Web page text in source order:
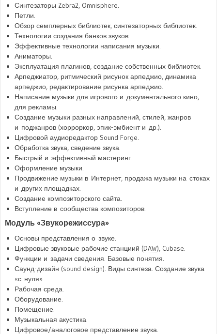
Синтезаторы Zebra2, Omnisphere.
Петли.
Обзор семплерных библиотек, синтезаторных библиотек.
Технологии создания банков звуков.
Эффективные технологии написания музыки.
Аниматоры.
Эксплуатация плагинов, создание собственных библиотек.
Арпеджиатор, ритмический рисунок арпеджио, динамика
арпеджио, редактирование рисунка арпеджио.
Написание музыки для игрового и документального кино,
для рекламы.
Создание музыки разных направлений, стилей, жанров
и поджанров (хорроркор, эпик-эмбиент и др.).
Цифровой аудиоредактор Sound Forge.
Обработка звука, сведение звука.
Быстрый и эффективный мастеринг.
Оформление музыки.
Продвижение музыки в Интернет, продажа музыки на стоках
и других площадках.
Создание композиторского сайта.
Вступление в сообщества композиторов.
Модуль «Звукорежиссура»
Основы представления о звуке.
Цифровые звуковые рабочие станциий (DAW), Cubase.
Функции и задачи сведения. Базовые понятия.
Саунд-дизайн (sound design). Виды синтеза. Создание звука
«с нуля».
Рабочая среда.
Оборудование.
Помещение.
Музыкальная акустика.
Цифровое/аналоговое представление звука.